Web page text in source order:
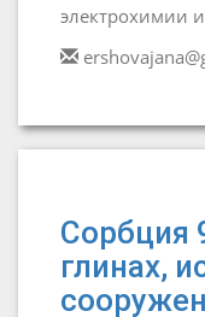
электрохимии
Сорбция
глинах,